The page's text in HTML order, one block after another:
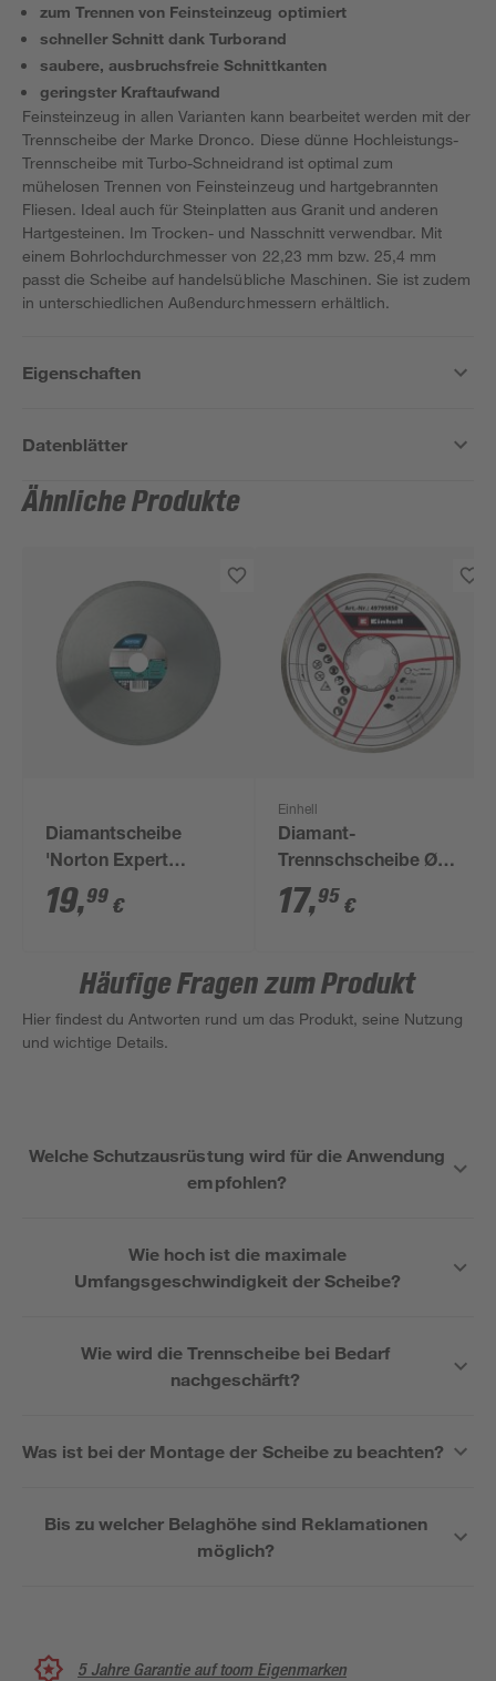
zum Trennen von Feinsteinzeug optimiert
schneller Schnitt dank Turborand
saubere, ausbruchsfreie Schnittkanten
geringster Kraftaufwand
Feinsteinzeug in allen Varianten kann bearbeitet werden mit der
Trennscheibe der Marke Dronco. Diese dünne Hochleistungs-
Trennscheibe mit Turbo-Schneidrand ist optimal zum
mühelosen Trennen von Feinsteinzeug und hartgebrannten
Fliesen. Ideal auch für Steinplatten aus Granit und anderen
Hartgesteinen. Im Trocken- und Nasschnitt verwendbar. Mit
einem Bohrlochdurchmesser von 22,23 mm bzw. 25,4 mm
passt die Scheibe auf handelsübliche Maschinen. Sie ist zudem
in unterschiedlichen Außendurchmessern erhältlich.
Eigenschaften
Datenblätter
Ähnliche Produkte
Diamantscheibe
'Norton Expert
Ceram' Ø 200 mm
19,99 €
Einhell
Diamant-
Trennschscheibe Ø
180 x 25,4 mm
17,95 €
Häufige Fragen zum Produkt
Hier findest du Antworten rund um das Produkt, seine Nutzung
und wichtige Details.
Welche Schutzausrüstung wird für die Anwendung
empfohlen?
Wie hoch ist die maximale
Umfangsgeschwindigkeit der Scheibe?
Wie wird die Trennscheibe bei Bedarf
nachgeschärft?
Was ist bei der Montage der Scheibe zu beachten?
Bis zu welcher Belaghöhe sind Reklamationen
möglich?
5 Jahre Garantie auf toom Eigenmarken